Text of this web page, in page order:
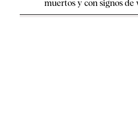
muertos y con signos de